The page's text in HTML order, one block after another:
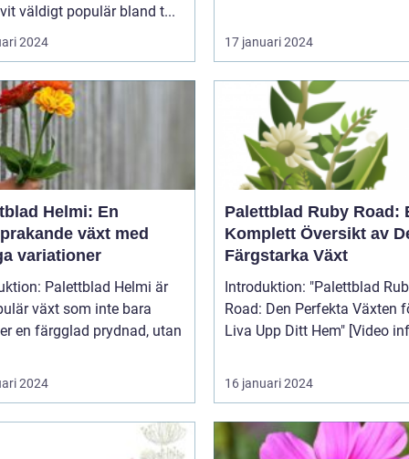
väldigt populär bland t...
2024 17 januari 2024
Helmi: En
växt med
variationer
Palettblad Helmi är
växt som inte bara
en färgglad prydnad, utan
2024
Palettblad Ruby Road:
Komplett Översikt av
Färgstarka Växt
Introduktion: "Palettblad Ruby
Road: Den Perfekta Växten
Liva Upp Ditt Hem"
16 januari 2024